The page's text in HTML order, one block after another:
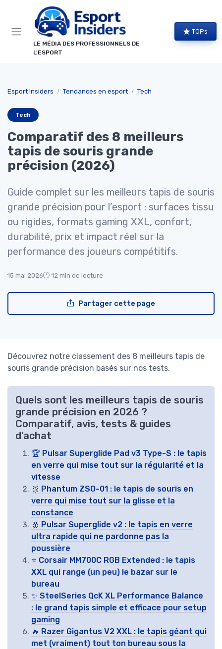
LE MÉDIA DES PROFESSIONNELS DE
L'ESPORT
TOPs
Esport Insiders Tendances en esport Tech
Tech
Comparatif des 8 meilleurs
tapis de souris grande
précision (2026)
Guide complet sur les meilleurs tapis de souris
grande précision pour l’esport : surfaces tissu
ou rigides, formats gaming XXL, confort,
durabilité, prix et impact réel sur la
performance des joueurs compétitifs.
15 mai 2026 12 min de lecture
Partager cette page
Découvrez notre classement des 8 meilleurs tapis de
souris grande précision basés sur nos tests.
Quels sont les meilleurs tapis de souris
grande précision en 2026 ?
Comparatif, avis, tests & guides
d'achat
🏆 Pulsar Superglide Pad v3 Type-S : le tapis
en verre qui mise tout sur la régularité et la
vitesse
🥈 Phantum ZSO-01 : le tapis de souris en
verre qui mise tout sur la glisse et la
constance
🥉 Pulsar Superglide v2 : le tapis en verre
ultra rapide qui ne pardonne pas la
poussière
⭐ Corsair MM700C RGB Extended : le tapis
XXL qui range (un peu) le bazar sur le
bureau
✨ SteelSeries QcK XL Performance Balance
: le grand tapis simple et efficace pour setup
gaming
🔥 Razer Gigantus V2 XXL : le tapis géant qui
met (vraiment) tout ton bureau sous la
Panneau de gestion des cookies